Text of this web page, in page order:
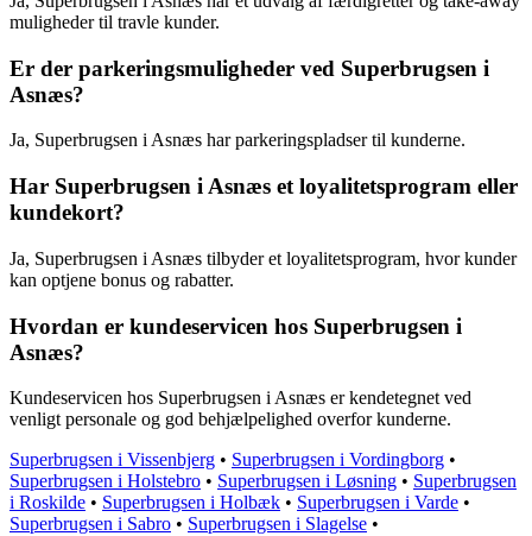
muligheder til travle kunder.
Er der parkeringsmuligheder ved Superbrugsen i
Asnæs?
Ja, Superbrugsen i Asnæs har parkeringspladser til kunderne.
Har Superbrugsen i Asnæs et loyalitetsprogram eller
kundekort?
Ja, Superbrugsen i Asnæs tilbyder et loyalitetsprogram, hvor kunder
kan optjene bonus og rabatter.
Hvordan er kundeservicen hos Superbrugsen i
Asnæs?
Kundeservicen hos Superbrugsen i Asnæs er kendetegnet ved
venligt personale og god behjælpelighed overfor kunderne.
Superbrugsen i Vissenbjerg • Superbrugsen i Vordingborg •
Superbrugsen i Holstebro • Superbrugsen i Løsning • Superbrugsen
i Roskilde • Superbrugsen i Holbæk • Superbrugsen i Varde •
Superbrugsen i Sabro • Superbrugsen i Slagelse •